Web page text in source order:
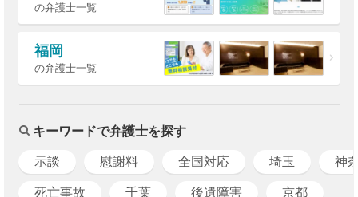
の弁護士一覧
福岡
の弁護士一覧
キーワードで弁護士を探す
示談 慰謝料 全国対応 埼玉 神
死亡事故 千葉 後遺障害 京都